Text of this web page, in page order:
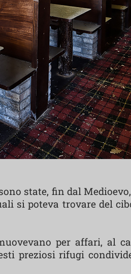
state, fin dal
si poteva trovare del
per affari, al
preziosi rifugi